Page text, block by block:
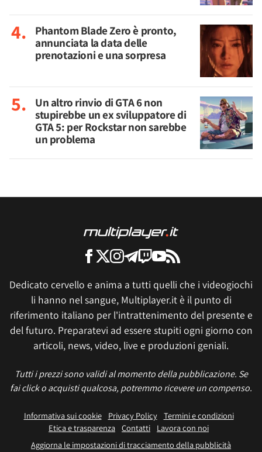
Phantom Blade Zero è pronto,
annunciata la data delle
prenotazioni e una sorpresa
Un altro rinvio di GTA 6 non
stupirebbe un ex sviluppatore di
GTA 5: per Rockstar non sarebbe
un problema
Dedicato cervello e anima a tutti quelli che i videogiochi
li hanno nel sangue, Multiplayer.it è il punto di
riferimento italiano per l'intrattenimento del presente e
del futuro. Preparatevi ad essere stupiti ogni giorno con
articoli, news, video, live e produzioni geniali.
Tutti i prezzi sono validi al momento della pubblicazione. Se
fai click o acquisti qualcosa, potremmo ricevere un compenso.
Informativa sui cookie Privacy Policy
Termini e condizioni
Etica e trasparenza Contatti
Lavora con noi
Aggiorna le impostazioni di tracciamento della pubblicità